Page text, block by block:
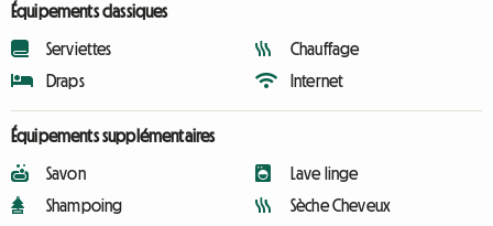
Équipements classiques
Serviettes
Draps
Chauffage
Internet
Équipements supplémentaires
Savon
Shampoing
Lave linge
Sèche Cheveux